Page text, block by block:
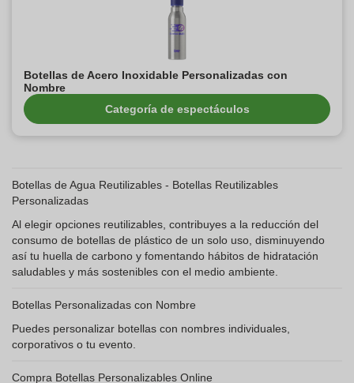
Botellas de Acero Inoxidable Personalizadas con
Nombre
Categoría de espectáculos
Botellas de Agua Reutilizables - Botellas Reutilizables
Personalizadas
Al elegir opciones reutilizables, contribuyes a la reducción del
consumo de botellas de plástico de un solo uso, disminuyendo
así tu huella de carbono y fomentando hábitos de hidratación
saludables y más sostenibles con el medio ambiente.
Botellas Personalizadas con Nombre
Puedes personalizar botellas con nombres individuales,
corporativos o tu evento.
Compra Botellas Personalizables Online